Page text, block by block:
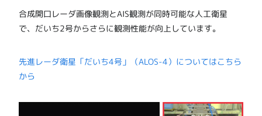
合成開口レーダ画像観測とAIS観測が同時可能な人工衛星
で、だいち2号からさらに観測性能が向上しています。
先進レーダ衛星「だいち4号」（ALOS-4）についてはこちら
から